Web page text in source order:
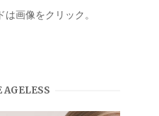
画像をクリック。
AGELESS